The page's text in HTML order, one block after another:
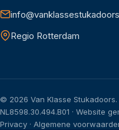
Regio Rotterdam
© 2026 Van Klasse
NL8598.30.494.B01 · Website
Privacy · Algemene